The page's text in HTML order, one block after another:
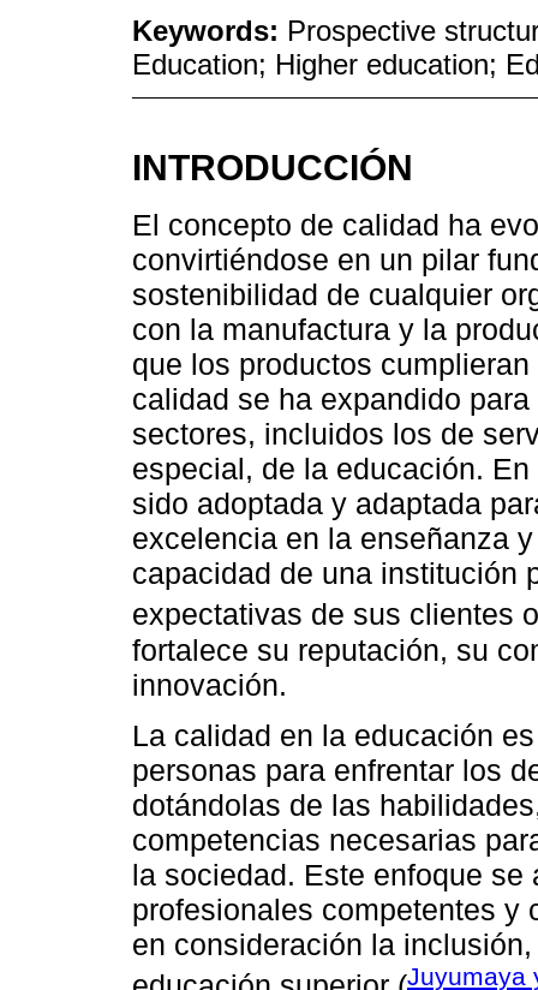
Keywords: Prospective
Education; Higher education;
INTRODUCCIÓN
El concepto de calidad ha
convirtiéndose en un pilar
sostenibilidad de cualquier
con la manufactura y la
que los productos
calidad se ha expandido
sectores, incluidos los de
especial, de la educación.
sido adoptada y adaptada
excelencia en la enseñanza
capacidad de una institución
expectativas de sus clientes
fortalece su reputación, su
innovación.
La calidad en la educación
personas para enfrentar los
dotándolas de las
competencias necesarias
la sociedad. Este enfoque
profesionales competentes y
en consideración la
Juyumaya